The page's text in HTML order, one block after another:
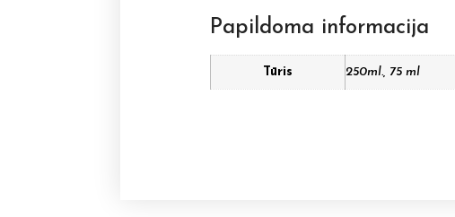
Papildoma informacija
Tūris 250ml., 75 ml